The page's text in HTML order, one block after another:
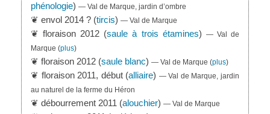
phénologie)— Val de Marque, jardin d’ombre
❦ envol 2014 ? (tircis)— Val de Marque
❦ floraison 2012 (saule à trois étamines) — Val de
Marque (plus)
❦ floraison 2012 (saule blanc)— Val de Marque (plus)
❦ floraison 2011, début (alliaire) — Val de Marque, jardin
au naturel de la ferme du Héron
❦ débourrement 2011 (alouchier)— Val de Marque